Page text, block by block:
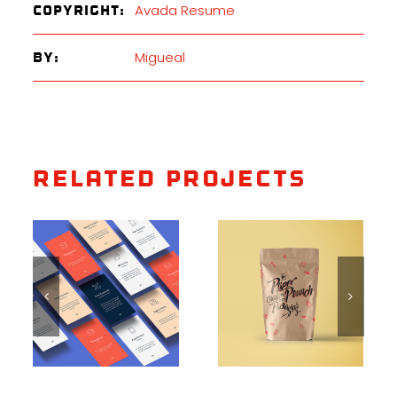
Copyright: Avada Resume
By: Migueal
Related Projects